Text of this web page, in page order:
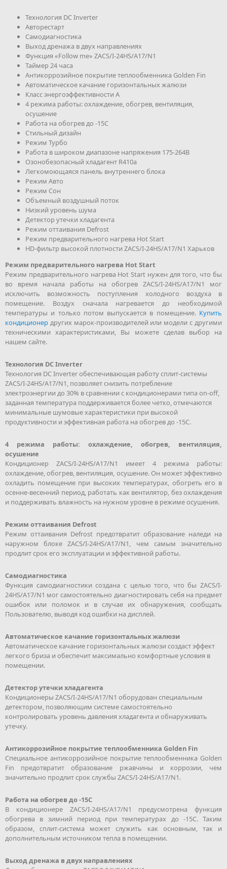
Технология DC Inverter
Авторестарт
Самодиагностика
Выход дренажа в двух направлениях
Функция «Follow me» ZACS/I-24HS/A17/N1
Таймер 24 часа
Антикоррозийное покрытие теплообменника Golden Fin
Автоматическое качание горизонтальных жалюзи
Класс энергоэффективности А
4 режима работы: охлаждение, обогрев, вентиляция,
осушение
Работа на обогрев до -15С
Стильный дизайн
Режим Турбо
Работа в широком диапазоне напряжения 175-264В
Озонобезопасный хладагент R410a
Легкомоющаяся панель внутреннего блока
Режим Авто
Режим Сон
Объемный воздушный поток
Низкий уровень шума
Детектор утечки хладагента
Режим оттаивания Defrost
Режим предварительного нагрева Hot Start
HD-фильтр высокой плотности ZACS/I-24HS/A17/N1 Харьков
Режим предварительного нагрева Hot Start
Режим предварительного нагрева Hot Start нужен для того, что бы
во время начала работы на обогрев ZACS/I-24HS/A17/N1 мог
исключить возможность поступления холодного воздуха в
помещение. Воздух сначала нагревается до необходимой
температуры и только потом выпускается в помещение. Купить
кондиционер других марок-производителей или модели с другими
техническими характеристиками, Вы можете сделав выбор на
нашем сайте.
Технология DC Inverter
Технология DC Inverter обеспечивающая работу сплит-системы
ZACS/I-24HS/A17/N1, позволяет снизить потребление
электроэнергии до 30% в сравнении с кондиционерами типа on-off,
заданная температура поддерживается более четко, отмечаются
минимальные шумовые характеристики при высокой
продуктивности и эффективная работа на обогрев до -15С.
4 режима работы: охлаждение, обогрев, вентиляция,
осушение
Кондиционер ZACS/I-24HS/A17/N1 имеет 4 режима работы:
охлаждение, обогрев, вентиляция, осушение. Он может эффективно
охладить помещение при высоких температурах, обогреть его в
осенне-весенний период, работать как вентилятор, без охлаждения
и поддерживать влажность на нужном уровне в режиме осушения.
Режим оттаивания Defrost
Режим оттаивания Defrost предотвратит образование наледи на
наружном блоке ZACS/I-24HS/A17/N1, чем самым значительно
продлит срок его эксплуатации и эффективной работы.
Самодиагностика
Функция самодиагностики создана с целью того, что бы ZACS/I-
24HS/A17/N1 мог самостоятельно диагностировать себя на предмет
ошибок или поломок и в случае их обнаружения, сообщать
Пользователю, выводя код ошибки на дисплей.
Автоматическое качание горизонтальных жалюзи
Автоматическое качание горизонтальных жалюзи создаст эффект
легкого бриза и обеспечит максимально комфортные условия в
помещении.
Детектор утечки хладагента
Кондиционеры ZACS/I-24HS/A17/N1 оборудован специальным
детектором, позволяющим системе самостоятельно
контролировать уровень давления хладагента и обнаруживать
утечку.
Антикоррозийное покрытие теплообменника Golden Fin
Специальное антикоррозийное покрытие теплообменника Golden
Fin предотвратит образование ржавчины и коррозии, чем
значительно продлит срок службы ZACS/I-24HS/A17/N1.
Работа на обогрев до -15С
В кондиционере ZACS/I-24HS/A17/N1 предусмотрена функция
обогрева в зимний период при температурах до -15С. Таким
образом, сплит-система может служить как основным, так и
дополнительным источником тепла в помещении.
Выход дренажа в двух направлениях